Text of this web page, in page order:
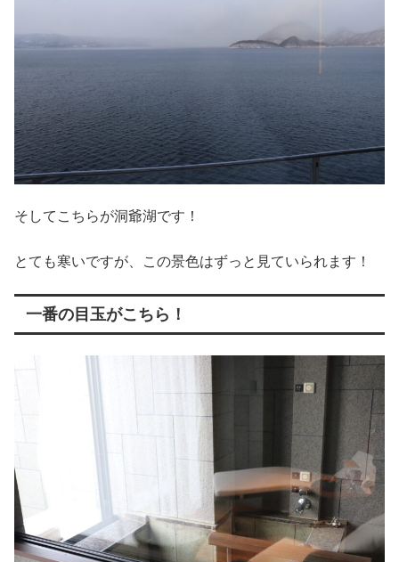
そしてこちらが洞爺湖です！
とても寒いですが、この景色はずっと見ていられます！
一番の目玉がこちら！